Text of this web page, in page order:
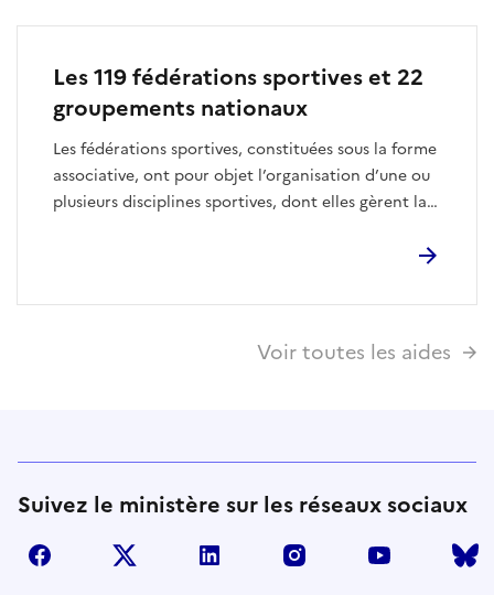
Les 119 fédérations sportives et 22
groupements nationaux
Les fédérations sportives, constituées sous la forme
associative, ont pour objet l’organisation d’une ou
plusieurs disciplines sportives, dont elles gèrent la
Voir toutes les aides
Suivez le ministère sur les réseaux sociaux
facebook twitter linkedin instagram youtube